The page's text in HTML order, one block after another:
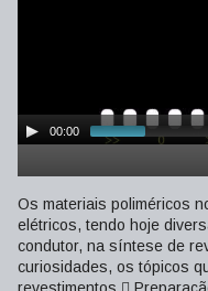
00:00
Os materiais poliméricos
elétricos, tendo hoje
condutor, na síntese de
curiosidades, os tópicos